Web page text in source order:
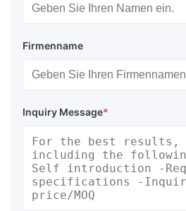
Firmenname
Inquiry Message*